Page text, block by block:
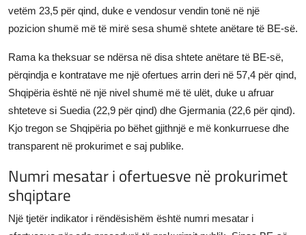
vetëm 23,5 për qind, duke e vendosur vendin tonë në një
pozicion shumë më të mirë sesa shumë shtete anëtare të BE-së.
Rama ka theksuar se ndërsa në disa shtete anëtare të BE-së,
përqindja e kontratave me një ofertues arrin deri në 57,4 për qind,
Shqipëria është në një nivel shumë më të ulët, duke u afruar
shteteve si Suedia (22,9 për qind) dhe Gjermania (22,6 për qind).
Kjo tregon se Shqipëria po bëhet gjithnjë e më konkurruese dhe
transparent në prokurimet e saj publike.
Numri mesatar i ofertuesve në prokurimet
shqiptare
Një tjetër indikator i rëndësishëm është numri mesatar i